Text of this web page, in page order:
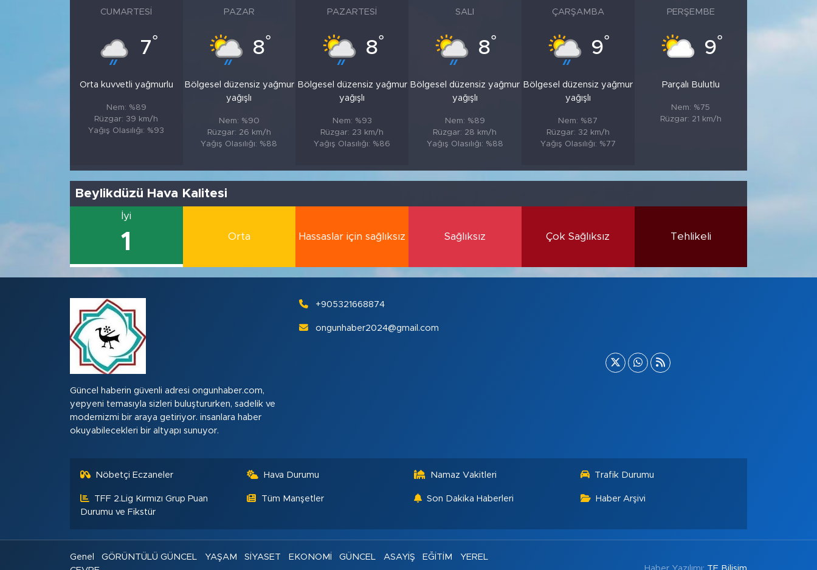
CUMARTESI
7°
Orta kuvvetli yağmurlu
Nem: %89
Rüzgar: 39 km/h
Yağış Olasılığı: %93
PAZAR
8°
Bölgesel düzensiz yağmur
yağışlı
Nem: %90
Rüzgar: 26 km/h
Yağış Olasılığı: %88
PAZARTESI
8°
Bölgesel düzensiz yağmur
yağışlı
Nem: %93
Rüzgar: 23 km/h
Yağış Olasılığı: %86
SALI
8°
Bölgesel düzensiz yağmur
yağışlı
Nem: %89
Rüzgar: 28 km/h
Yağış Olasılığı: %88
ÇARŞAMBA
9°
Bölgesel düzensiz yağmur
yağışlı
Nem: %87
Rüzgar: 32 km/h
Yağış Olasılığı: %77
PERŞEMBE
9°
Parçalı Bulutlu
Nem: %75
Rüzgar: 21 km/h
Beylikdüzü Hava Kalitesi
İyi
1 Orta Hassaslar için sağlıksız Sağlıksız Çok Sağlıksız Tehlikeli
Güncel haberin güvenli adresi ongunhaber.com,
yepyeni temasıyla sizleri buluştururken, sadelik ve
modernizmi bir araya getiriyor. insanlara haber
okuyabilecekleri bir altyapı sunuyor.
+905321668874
ongunhaber2024@gmail.com
Nöbetçi Eczaneler Hava Durumu Namaz Vakitleri Trafik Durumu
TFF 2.Lig Kırmızı Grup Puan
Durumu ve Fikstür
Tüm Manşetler Son Dakika Haberleri Haber Arşivi
Genel GÖRÜNTÜLÜ GÜNCEL YAŞAM SİYASET EKONOMİ GÜNCEL ASAYİŞ EĞİTİM
YEREL